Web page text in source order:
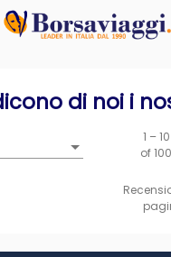
di noi i
1 – 10
of 100